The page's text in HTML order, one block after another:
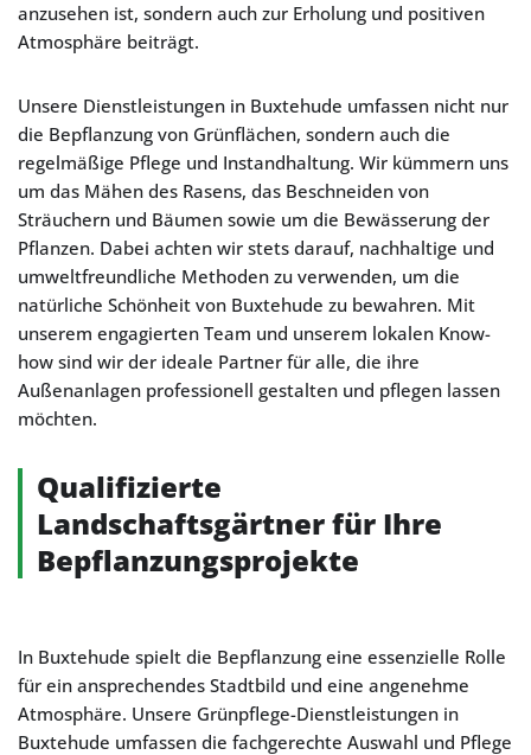
anzusehen ist, sondern auch zur Erholung und positiven
Atmosphäre beiträgt.
Unsere Dienstleistungen in Buxtehude umfassen nicht nur
die Bepflanzung von Grünflächen, sondern auch die
regelmäßige Pflege und Instandhaltung. Wir kümmern uns
um das Mähen des Rasens, das Beschneiden von
Sträuchern und Bäumen sowie um die Bewässerung der
Pflanzen. Dabei achten wir stets darauf, nachhaltige und
umweltfreundliche Methoden zu verwenden, um die
natürliche Schönheit von Buxtehude zu bewahren. Mit
unserem engagierten Team und unserem lokalen Know-
how sind wir der ideale Partner für alle, die ihre
Außenanlagen professionell gestalten und pflegen lassen
möchten.
Qualifizierte
Landschaftsgärtner für Ihre
Bepflanzungsprojekte
In Buxtehude spielt die Bepflanzung eine essenzielle Rolle
für ein ansprechendes Stadtbild und eine angenehme
Atmosphäre. Unsere Grünpflege-Dienstleistungen in
Buxtehude umfassen die fachgerechte Auswahl und Pflege